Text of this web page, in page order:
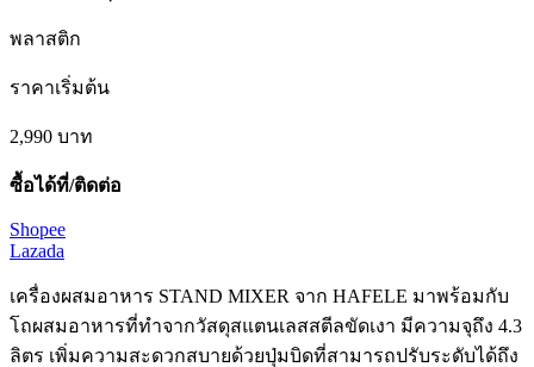
พลาสติก
ราคาเริ่มต้น
2,990 บาท
ซื้อได้ที่/ติดต่อ
Shopee
Lazada
เครื่องผสมอาหาร STAND MIXER จาก HAFELE มาพร้อมกับ
โถผสมอาหารที่ทำจากวัสดุสแตนเลสสตีลขัดเงา มีความจุถึง 4.3
ลิตร เพิ่มความสะดวกสบายด้วยปุ่มบิดที่สามารถปรับระดับได้ถึง